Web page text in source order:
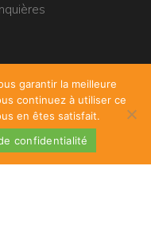
|Plan du site |
garantir la meilleure
continuez à utiliser ce
en êtes satisfait.
confidentialité